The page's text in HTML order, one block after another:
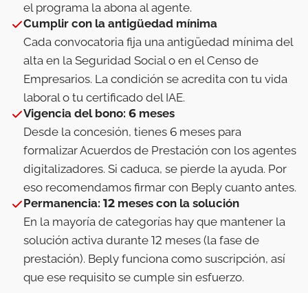
el programa la abona al agente.
Cumplir con la antigüedad mínima
Cada convocatoria fija una antigüedad mínima del
alta en la Seguridad Social o en el Censo de
Empresarios. La condición se acredita con tu vida
laboral o tu certificado del IAE.
Vigencia del bono: 6 meses
Desde la concesión, tienes 6 meses para
formalizar Acuerdos de Prestación con los agentes
digitalizadores. Si caduca, se pierde la ayuda. Por
eso recomendamos firmar con Beply cuanto antes.
Permanencia: 12 meses con la solución
En la mayoría de categorías hay que mantener la
solución activa durante 12 meses (la fase de
prestación). Beply funciona como suscripción, así
que ese requisito se cumple sin esfuerzo.